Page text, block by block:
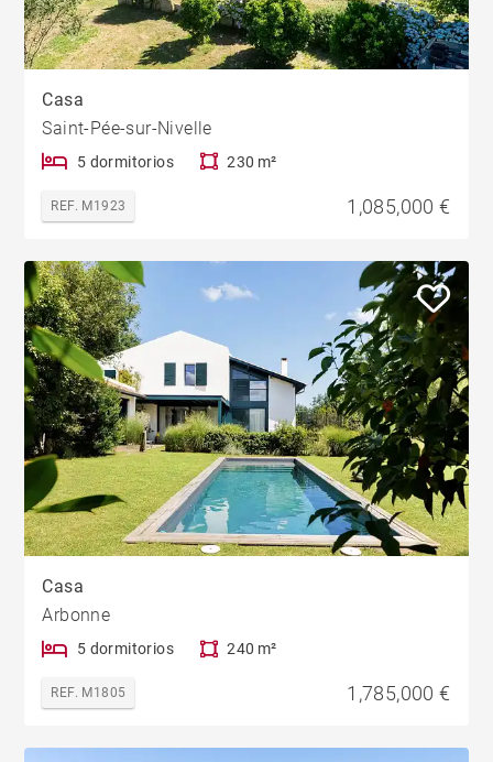
Casa
Saint-Pée-sur-Nivelle
5 dormitorios 230 m²
REF. M1923 1,085,000 €
Casa
Arbonne
5 dormitorios 240 m²
REF. M1805 1,785,000 €